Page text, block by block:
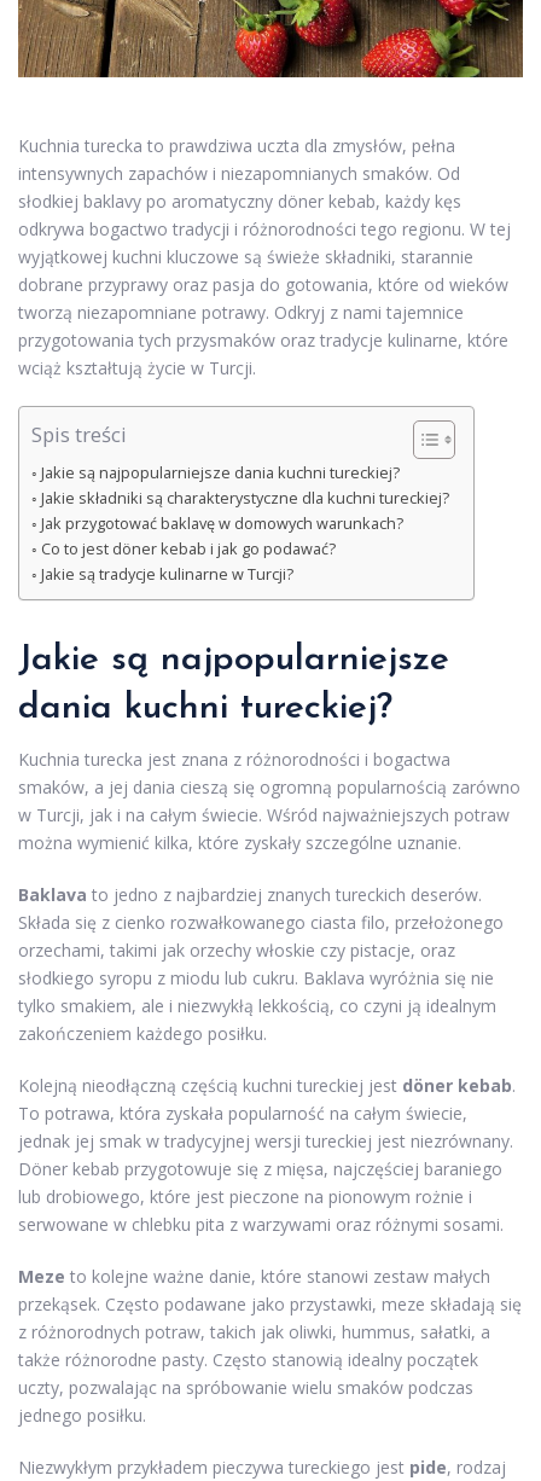
Kuchnia turecka to prawdziwa uczta dla zmysłów, pełna
intensywnych zapachów i niezapomnianych smaków. Od
słodkiej baklavy po aromatyczny döner kebab, każdy kęs
odkrywa bogactwo tradycji i różnorodności tego regionu. W tej
wyjątkowej kuchni kluczowe są świeże składniki, starannie
dobrane przyprawy oraz pasja do gotowania, które od wieków
tworzą niezapomniane potrawy. Odkryj z nami tajemnice
przygotowania tych przysmaków oraz tradycje kulinarne, które
wciąż kształtują życie w Turcji.
Spis treści
Jakie są najpopularniejsze dania kuchni tureckiej?
Jakie składniki są charakterystyczne dla kuchni tureckiej?
Jak przygotować baklavę w domowych warunkach?
Co to jest döner kebab i jak go podawać?
Jakie są tradycje kulinarne w Turcji?
Jakie są najpopularniejsze
dania kuchni tureckiej?
Kuchnia turecka jest znana z różnorodności i bogactwa
smaków, a jej dania cieszą się ogromną popularnością zarówno
w Turcji, jak i na całym świecie. Wśród najważniejszych potraw
można wymienić kilka, które zyskały szczególne uznanie.
Baklava to jedno z najbardziej znanych tureckich deserów.
Składa się z cienko rozwałkowanego ciasta filo, przełożonego
orzechami, takimi jak orzechy włoskie czy pistacje, oraz
słodkiego syropu z miodu lub cukru. Baklava wyróżnia się nie
tylko smakiem, ale i niezwykłą lekkością, co czyni ją idealnym
zakończeniem każdego posiłku.
Kolejną nieodłączną częścią kuchni tureckiej jest döner kebab.
To potrawa, która zyskała popularność na całym świecie,
jednak jej smak w tradycyjnej wersji tureckiej jest niezrównany.
Döner kebab przygotowuje się z mięsa, najczęściej baraniego
lub drobiowego, które jest pieczone na pionowym rożnie i
serwowane w chlebku pita z warzywami oraz różnymi sosami.
Meze to kolejne ważne danie, które stanowi zestaw małych
przekąsek. Często podawane jako przystawki, meze składają się
z różnorodnych potraw, takich jak oliwki, hummus, sałatki, a
także różnorodne pasty. Często stanowią idealny początek
uczty, pozwalając na spróbowanie wielu smaków podczas
jednego posiłku.
Niezwykłym przykładem pieczywa tureckiego jest pide, rodzaj